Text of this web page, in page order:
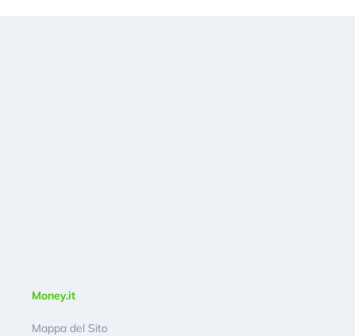
Money.it
Mappa del Sito